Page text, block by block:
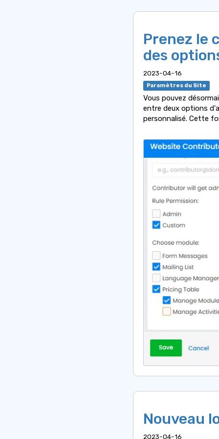
Prenez le
des
2023-04-16
Paramètres du Site
Vous pouvez
entre deux options
personnalisé. Cette
Nouveau
2023-04-16